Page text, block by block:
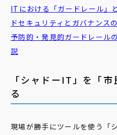
ITにおける「ガードレール」
ドセキュリティとガバナンス
予防的・発見的ガードレール
説
「シャドーIT」を「
る
現場が勝手にツールを使う「